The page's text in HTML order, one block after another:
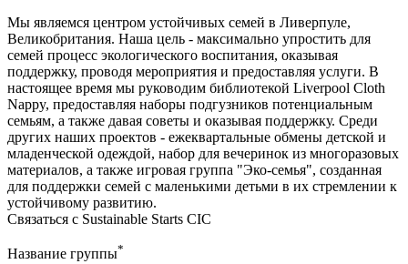
Мы являемся центром устойчивых семей в Ливерпуле,
Великобритания. Наша цель - максимально упростить для
семей процесс экологического воспитания, оказывая
поддержку, проводя мероприятия и предоставляя услуги. В
настоящее время мы руководим библиотекой Liverpool Cloth
Nappy, предоставляя наборы подгузников потенциальным
семьям, а также давая советы и оказывая поддержку. Среди
других наших проектов - ежеквартальные обмены детской и
младенческой одеждой, набор для вечеринок из многоразовых
материалов, а также игровая группа "Эко-семья", созданная
для поддержки семей с маленькими детьми в их стремлении к
устойчивому развитию.
Связаться с Sustainable Starts CIC
Название группы*